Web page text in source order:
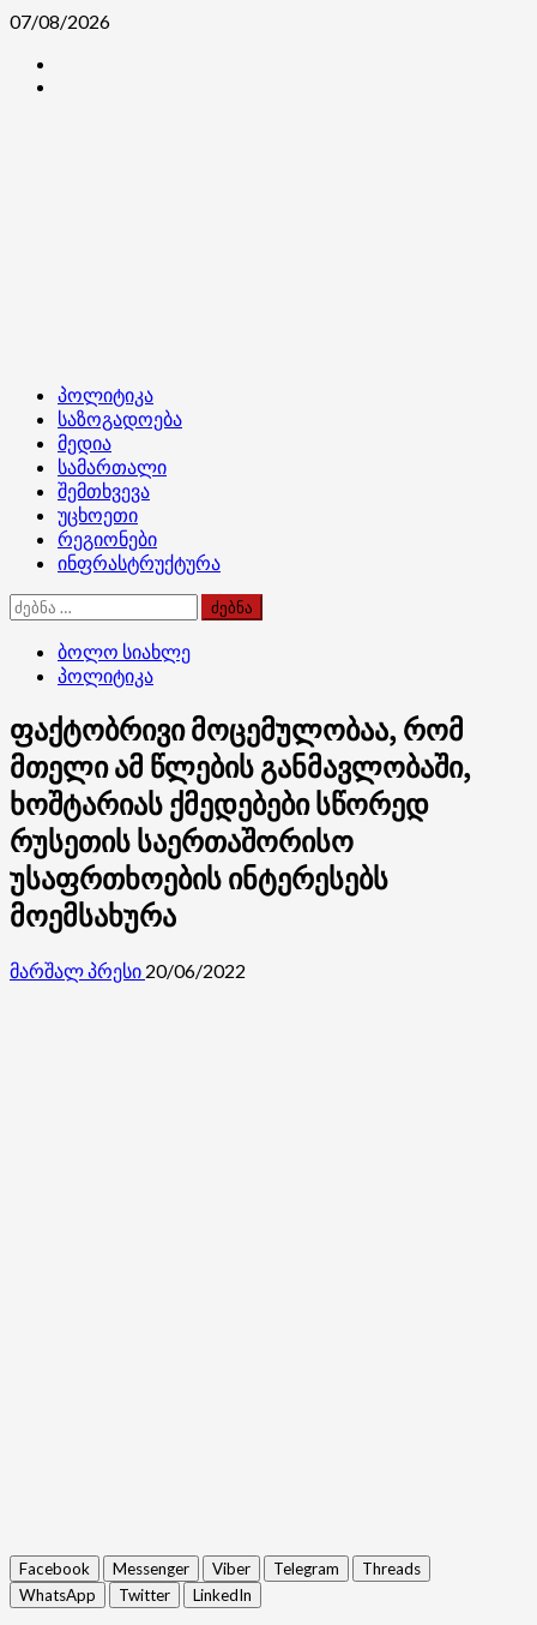
Skip
content
07/08/2026
Primary
Menu
პოლიტიკა
საზოგადოება
მედია
სამართალი
შემთხვევა
უცხოეთი
რეგიონები
ინფრასტრუქტურა
ძებნა:
ბოლო სიახლე
პოლიტიკა
ფაქტობრივი მოცემულობაა, რომ
მთელი ამ წლების განმავლობაში,
ხოშტარიას ქმედებები სწორედ
რუსეთის საერთაშორისო
უსაფრთხოების ინტერესებს
მოემსახურა
მარშალ პრესი 20/06/2022
Facebook Messenger Viber Telegram
Threads
WhatsApp
Twitter LinkedIn